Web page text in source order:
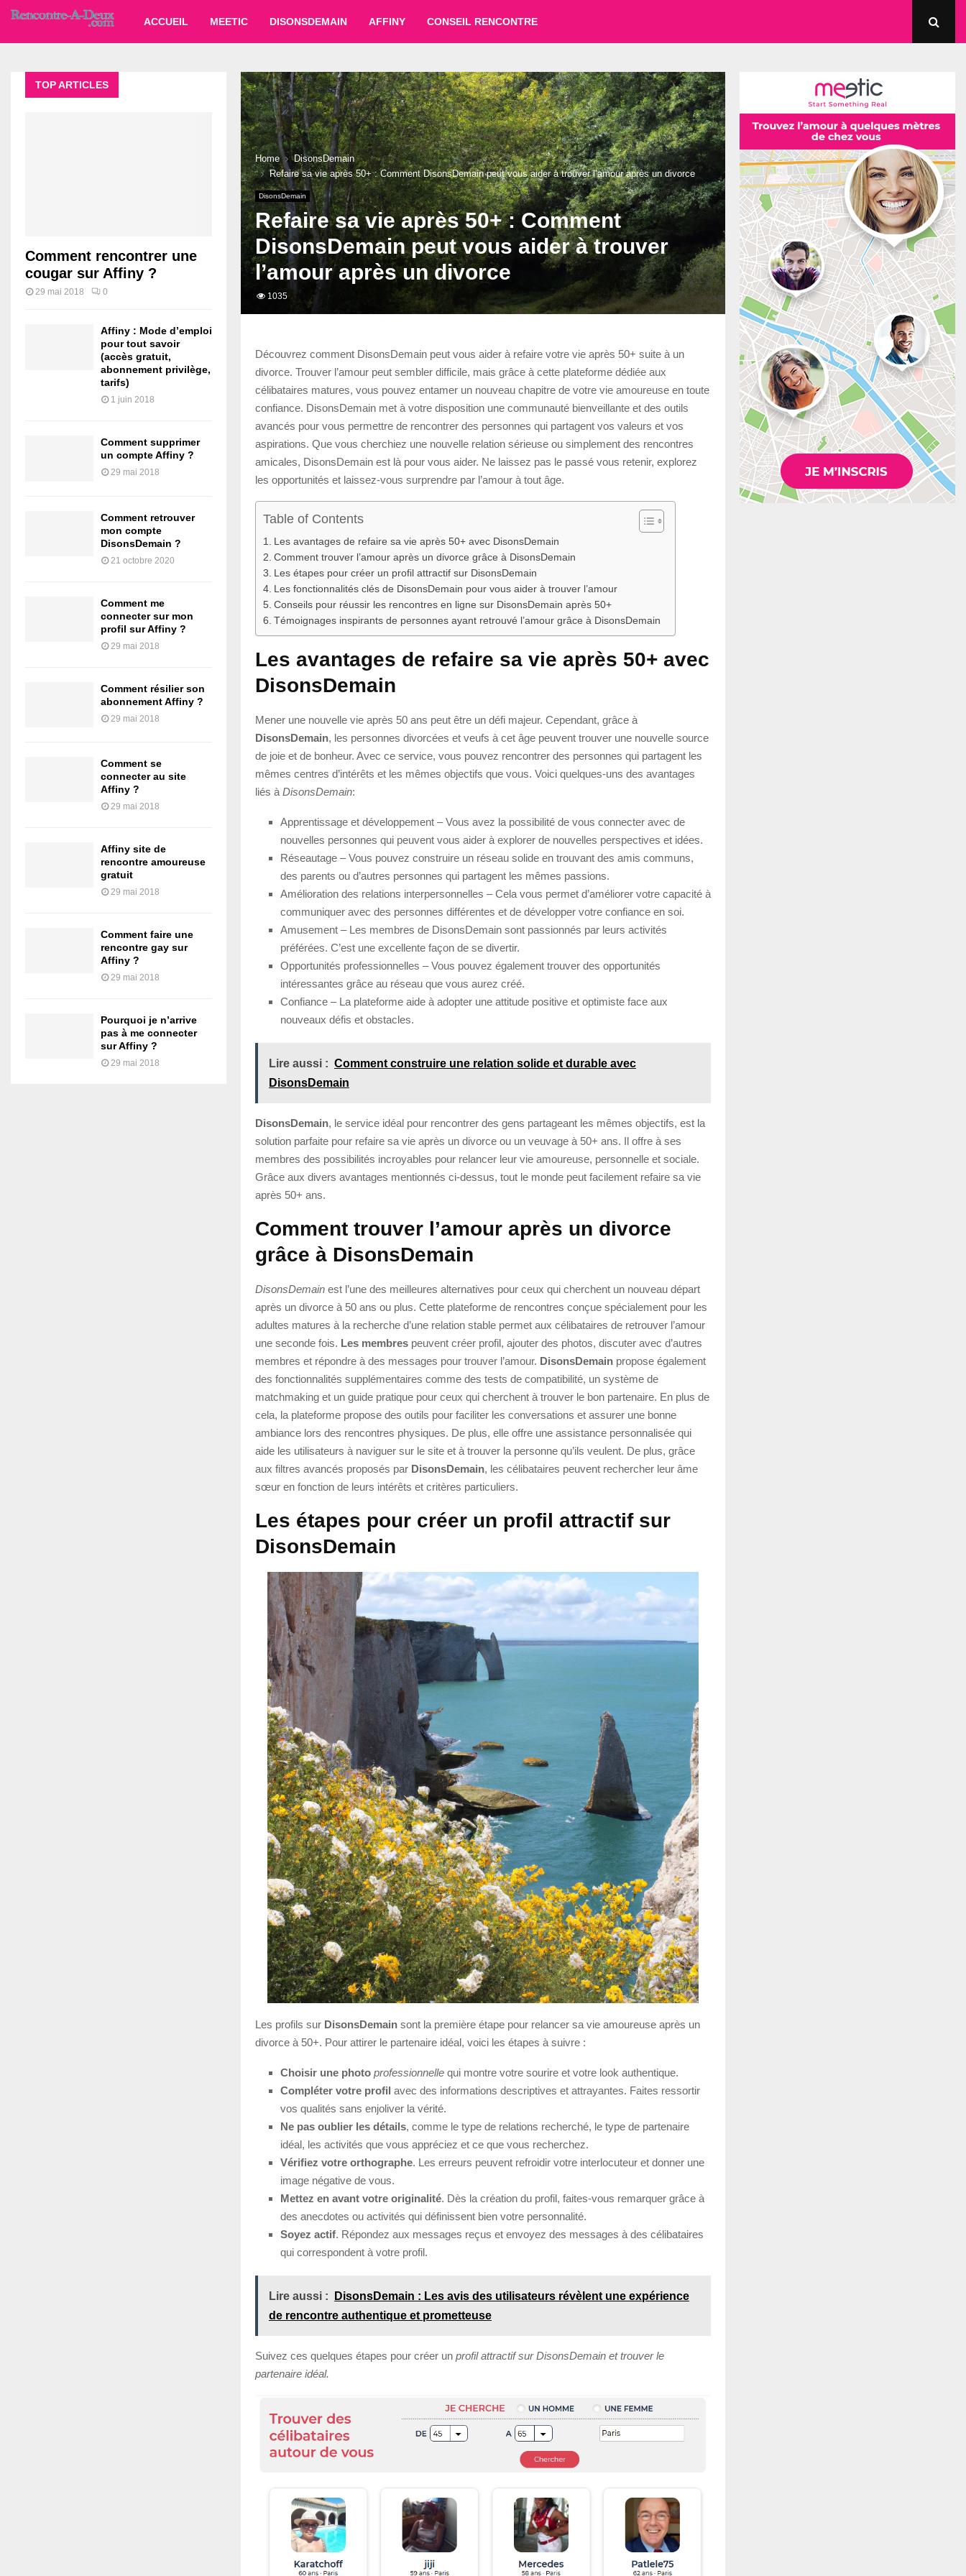
ACCUEIL MEETIC DISONSDEMAIN AFFINY CONSEIL RENCONTRE
Home
DisonsDemain
Refaire sa vie après 50+ : Comment DisonsDemain peut vous aider à trouver l’amour après un divorce
DisonsDemain
Refaire sa vie après 50+ : Comment
DisonsDemain peut vous aider à trouver
l’amour après un divorce
1035
Découvrez comment DisonsDemain peut vous aider à refaire votre vie après 50+ suite à un
divorce. Trouver l’amour peut sembler difficile, mais grâce à cette plateforme dédiée aux
célibataires matures, vous pouvez entamer un nouveau chapitre de votre vie amoureuse en toute
confiance. DisonsDemain met à votre disposition une communauté bienveillante et des outils
avancés pour vous permettre de rencontrer des personnes qui partagent vos valeurs et vos
aspirations. Que vous cherchiez une nouvelle relation sérieuse ou simplement des rencontres
amicales, DisonsDemain est là pour vous aider. Ne laissez pas le passé vous retenir, explorez
les opportunités et laissez-vous surprendre par l’amour à tout âge.
Table of Contents
Les avantages de refaire sa vie après 50+ avec DisonsDemain
Comment trouver l’amour après un divorce grâce à DisonsDemain
Les étapes pour créer un profil attractif sur DisonsDemain
Les fonctionnalités clés de DisonsDemain pour vous aider à trouver l’amour
Conseils pour réussir les rencontres en ligne sur DisonsDemain après 50+
Témoignages inspirants de personnes ayant retrouvé l’amour grâce à DisonsDemain
Les avantages de refaire sa vie après 50+ avec
DisonsDemain
Mener une nouvelle vie après 50 ans peut être un défi majeur. Cependant, grâce à
DisonsDemain, les personnes divorcées et veufs à cet âge peuvent trouver une nouvelle source
de joie et de bonheur. Avec ce service, vous pouvez rencontrer des personnes qui partagent les
mêmes centres d’intérêts et les mêmes objectifs que vous. Voici quelques-uns des avantages
liés à DisonsDemain:
Apprentissage et développement – Vous avez la possibilité de vous connecter avec de
nouvelles personnes qui peuvent vous aider à explorer de nouvelles perspectives et idées.
Réseautage – Vous pouvez construire un réseau solide en trouvant des amis communs,
des parents ou d’autres personnes qui partagent les mêmes passions.
Amélioration des relations interpersonnelles – Cela vous permet d’améliorer votre capacité à
communiquer avec des personnes différentes et de développer votre confiance en soi.
Amusement – Les membres de DisonsDemain sont passionnés par leurs activités
préférées. C’est une excellente façon de se divertir.
Opportunités professionnelles – Vous pouvez également trouver des opportunités
intéressantes grâce au réseau que vous aurez créé.
Confiance – La plateforme aide à adopter une attitude positive et optimiste face aux
nouveaux défis et obstacles.
Lire aussi : Comment construire une relation solide et durable avec
DisonsDemain
DisonsDemain, le service idéal pour rencontrer des gens partageant les mêmes objectifs, est la
solution parfaite pour refaire sa vie après un divorce ou un veuvage à 50+ ans. Il offre à ses
membres des possibilités incroyables pour relancer leur vie amoureuse, personnelle et sociale.
Grâce aux divers avantages mentionnés ci-dessus, tout le monde peut facilement refaire sa vie
après 50+ ans.
Comment trouver l’amour après un divorce
grâce à DisonsDemain
DisonsDemain est l’une des meilleures alternatives pour ceux qui cherchent un nouveau départ
après un divorce à 50 ans ou plus. Cette plateforme de rencontres conçue spécialement pour les
adultes matures à la recherche d’une relation stable permet aux célibataires de retrouver l’amour
une seconde fois. Les membres peuvent créer profil, ajouter des photos, discuter avec d’autres
membres et répondre à des messages pour trouver l’amour. DisonsDemain propose également
des fonctionnalités supplémentaires comme des tests de compatibilité, un système de
matchmaking et un guide pratique pour ceux qui cherchent à trouver le bon partenaire. En plus de
cela, la plateforme propose des outils pour faciliter les conversations et assurer une bonne
ambiance lors des rencontres physiques. De plus, elle offre une assistance personnalisée qui
aide les utilisateurs à naviguer sur le site et à trouver la personne qu’ils veulent. De plus, grâce
aux filtres avancés proposés par DisonsDemain, les célibataires peuvent rechercher leur âme
sœur en fonction de leurs intérêts et critères particuliers.
Les étapes pour créer un profil attractif sur
DisonsDemain
Les profils sur DisonsDemain sont la première étape pour relancer sa vie amoureuse après un
divorce à 50+. Pour attirer le partenaire idéal, voici les étapes à suivre :
Choisir une photo professionnelle qui montre votre sourire et votre look authentique.
Compléter votre profil avec des informations descriptives et attrayantes. Faites ressortir
vos qualités sans enjoliver la vérité.
Ne pas oublier les détails, comme le type de relations recherché, le type de partenaire
idéal, les activités que vous appréciez et ce que vous recherchez.
Vérifiez votre orthographe. Les erreurs peuvent refroidir votre interlocuteur et donner une
image négative de vous.
Mettez en avant votre originalité. Dès la création du profil, faites-vous remarquer grâce à
des anecdotes ou activités qui définissent bien votre personnalité.
Soyez actif. Répondez aux messages reçus et envoyez des messages à des célibataires
qui correspondent à votre profil.
Lire aussi :
DisonsDemain : Les avis des utilisateurs révèlent une expérience
de rencontre authentique et prometteuse
Suivez ces quelques étapes pour créer un profil attractif sur DisonsDemain et trouver le
partenaire idéal.
TOP ARTICLES
Comment rencontrer une
cougar sur Affiny ?
29 mai 2018 0
Affiny : Mode d’emploi
pour tout savoir
(accès gratuit,
abonnement privilège,
tarifs)
1 juin 2018
Comment supprimer
un compte Affiny ?
29 mai 2018
Comment retrouver
mon compte
DisonsDemain ?
21 octobre 2020
Comment me
connecter sur mon
profil sur Affiny ?
29 mai 2018
Comment résilier son
abonnement Affiny ?
29 mai 2018
Comment se
connecter au site
Affiny ?
29 mai 2018
Affiny site de
rencontre amoureuse
gratuit
29 mai 2018
Comment faire une
rencontre gay sur
Affiny ?
29 mai 2018
Pourquoi je n’arrive
pas à me connecter
sur Affiny ?
29 mai 2018